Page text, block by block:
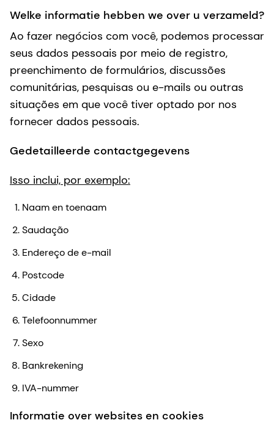
Welke informatie hebben we over u verzameld?
Ao fazer negócios com você, podemos processar
seus dados pessoais por meio de registro,
preenchimento de formulários, discussões
comunitárias, pesquisas ou e-mails ou outras
situações em que você tiver optado por nos
fornecer dados pessoais.
Gedetailleerde contactgegevens
Isso inclui, por exemplo:
Naam en toenaam
Saudação
Endereço de e-mail
Postcode
Cidade
Telefoonnummer
Sexo
Bankrekening
IVA-nummer
Informatie over websites en cookies